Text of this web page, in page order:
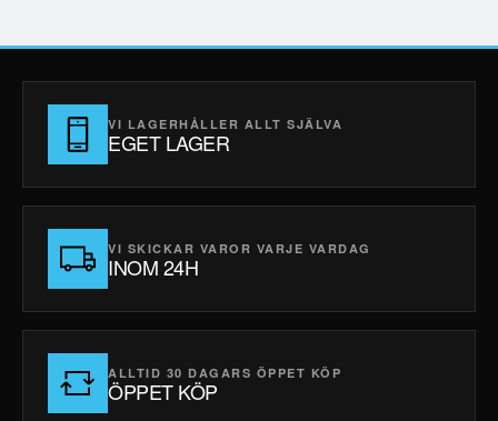
VI LAGERHÅLLER ALLT SJÄLVA
EGET LAGER
VI SKICKAR VAROR VARJE VARDAG
INOM 24H
ALLTID 30 DAGARS ÖPPET KÖP
ÖPPET KÖP